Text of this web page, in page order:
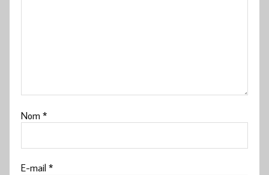
Nom*
E-mail*